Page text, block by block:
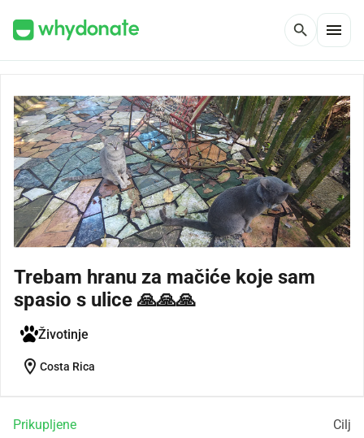
search menu
Trebam hranu za mačiće koje sam
spasio s ulice 🙏🙏🙏
Životinje
location_on Costa Rica
Prikupljene Cilj